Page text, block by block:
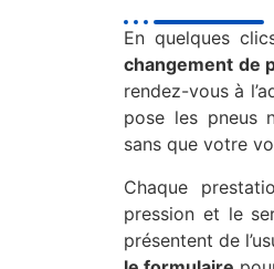
En quelques
changement de
rendez-vous à
pose les pneus
sans que votre
Chaque
pression et le
présentent de